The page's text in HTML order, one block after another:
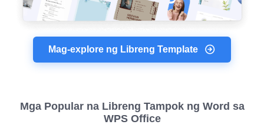
Mag-explore ng Libreng Template
Mga Popular na Libreng Tampok ng Word sa
WPS Office